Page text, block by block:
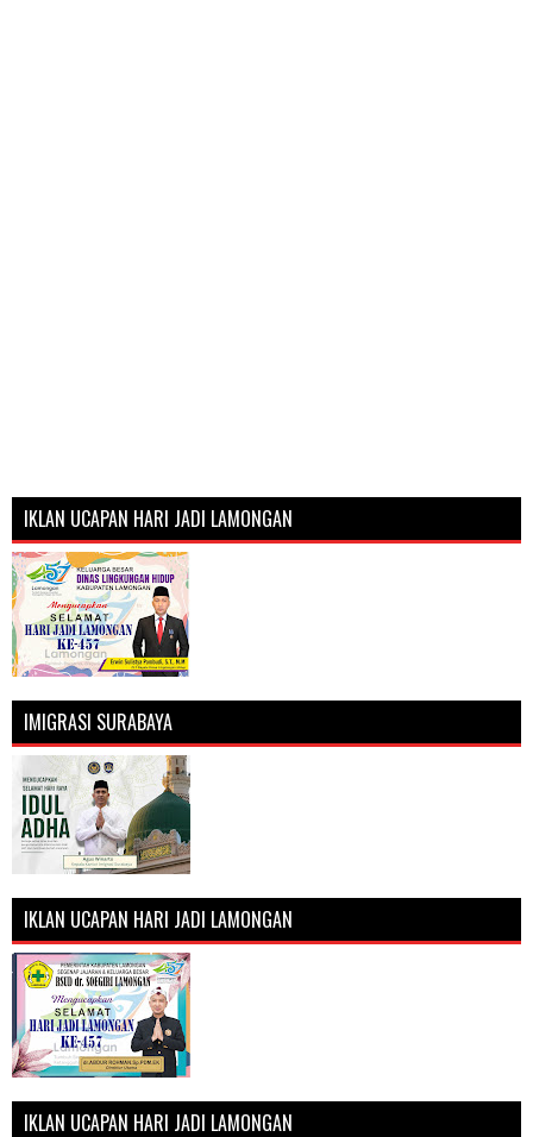
IKLAN UCAPAN HARI JADI LAMONGAN
IMIGRASI SURABAYA
IKLAN UCAPAN HARI JADI LAMONGAN
IKLAN UCAPAN HARI JADI LAMONGAN